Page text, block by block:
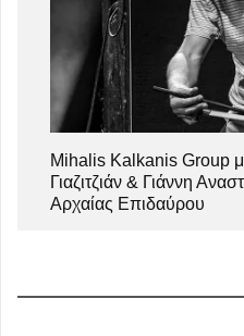
Mihalis Kalkanis Group
Γιαζιτζιάν & Γιάννη
Αρχαίας Επιδαύρου